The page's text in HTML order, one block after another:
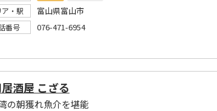
・駅
富山県富山市
番号 076-471-6954
酒屋 こざる
の朝獲れ魚介を堪能